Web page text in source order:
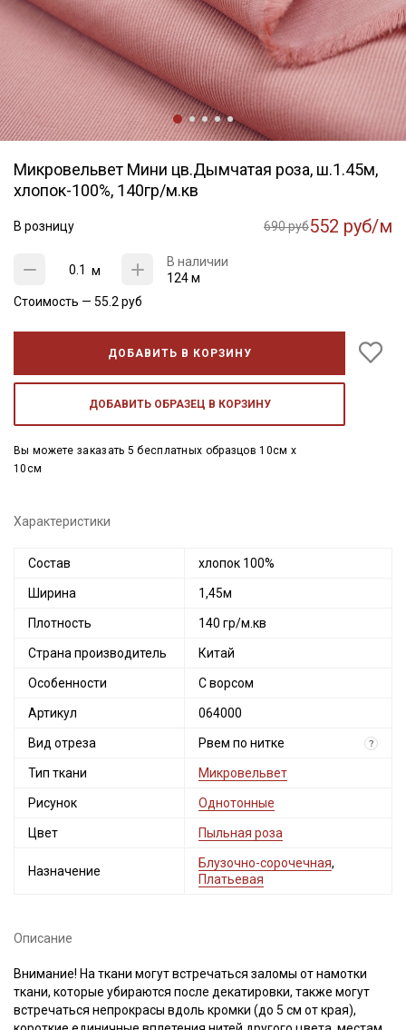
Микровельвет Мини цв.Дымчатая роза, ш.1.45м,
хлопок-100%, 140гр/м.кв
В розницу 690 руб552 руб/м
м
В наличии
124 м
Стоимость — 55.2 руб
ДОБАВИТЬ В КОРЗИНУ
ДОБАВИТЬ ОБРАЗЕЦ В КОРЗИНУ
Вы можете заказать 5 бесплатных образцов 10см x
10см
Характеристики
Состав хлопок 100%
Ширина 1,45м
Плотность 140 гр/м.кв
Страна производитель Китай
Особенности С ворсом
Артикул 064000
Вид отреза Рвем по нитке ?
Тип ткани Микровельвет
Рисунок Однотонные
Цвет Пыльная роза
Назначение
Блузочно-сорочечная,
Платьевая
Описание
Внимание! На ткани могут встречаться заломы от намотки
ткани, которые убираются после декатировки, также могут
встречаться непрокрасы вдоль кромки (до 5 см от края),